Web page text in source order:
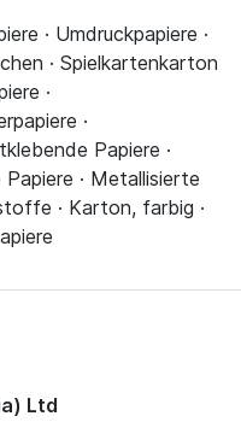
· Umdruckpapiere ·
· Spielkartenkarton
·
·
Papiere ·
· Metallisierte
· Karton, farbig ·
Ltd